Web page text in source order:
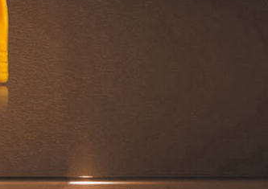
www.saierdun.com，谨防上当受